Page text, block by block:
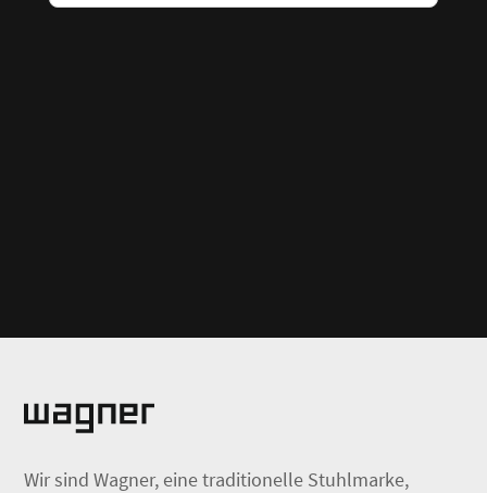
Wir sind Wagner, eine traditionelle Stuhlmarke,